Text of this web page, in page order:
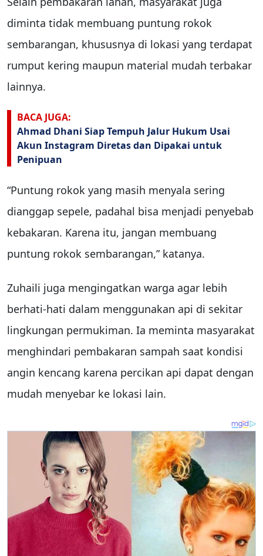
diminta tidak membuang puntung rokok
sembarangan, khususnya di lokasi yang terdapat
rumput kering maupun material mudah terbakar
lainnya.
BACA JUGA:
Ahmad Dhani Siap Tempuh Jalur Hukum Usai
Akun Instagram Diretas dan Dipakai untuk
Penipuan
“Puntung rokok yang masih menyala sering
dianggap sepele, padahal bisa menjadi penyebab
kebakaran. Karena itu, jangan membuang
puntung rokok sembarangan,” katanya.
Zuhaili juga mengingatkan warga agar lebih
berhati-hati dalam menggunakan api di sekitar
lingkungan permukiman. Ia meminta masyarakat
menghindari pembakaran sampah saat kondisi
angin kencang karena percikan api dapat dengan
mudah menyebar ke lokasi lain.